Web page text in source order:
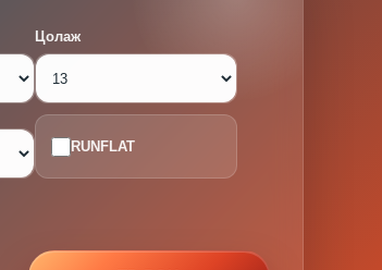
Цолаж
RUNFLAT